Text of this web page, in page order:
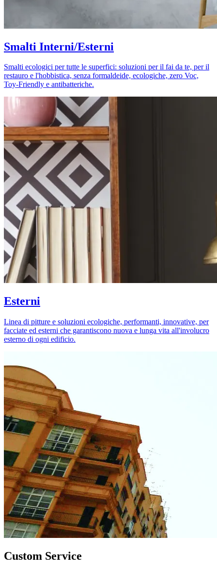
Smalti Interni/Esterni
Smalti ecologici per tutte le superfici: soluzioni per il fai da te, per il
restauro e l'hobbistica, senza formaldeide, ecologiche, zero Voc,
Toy-Friendly e antibatteriche.
Esterni
Linea di pitture e soluzioni ecologiche, performanti, innovative, per
facciate ed esterni che garantiscono nuova e lunga vita all'involucro
esterno di ogni edificio.
Custom Service